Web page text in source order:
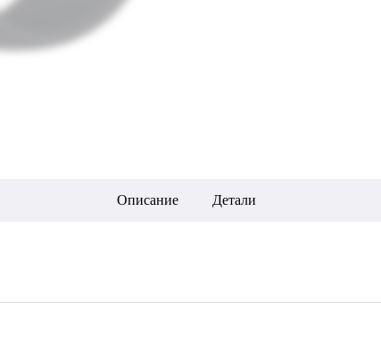
Описание Детали